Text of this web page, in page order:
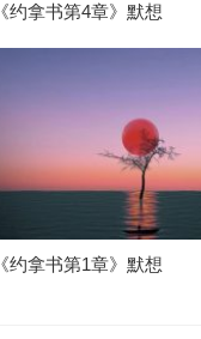
《约拿书第4章》默想
《约拿书第1章》默想